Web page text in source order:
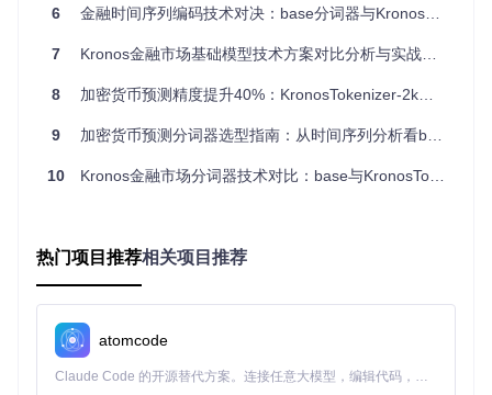
过程及自回归预训练机制
⚙️ 创新技术对比
技术
特性
机制
=8, s2_bits=8)
10, s2_bits=10)
模
上下
文处
理
单向注意力机制 改进型交叉注意力机制
训练
策略
练
训练
6 金融时间序列编码技术对决：base分词器与KronosTokenizer-2k性能深度测评
7 Kronos金融市场基础模型技术方案对比分析与实战指南
8 加密货币预测精度提升40%：KronosTokenizer-2k与base分词器技术深度测评
9 加密货币预测分词器选型指南：从时间序列分析看base与KronosTokenizer-2k性能对比
10 Kronos金融市场分词器技术对比：base与KronosTokenizer-2k深度解析
热门项目推荐相关项目推荐
atomcode
Claude Code 的开源替代方案。连接任意大模型，编辑代码，运行命令，自动验证 — 全自动执行。用 Rust 构建，极致性能。 ｜ An open-source alternative to Claude Code. Connect any LLM, edit code, run commands, and verify changes — autonomously. Built in Rust for speed. Get Started